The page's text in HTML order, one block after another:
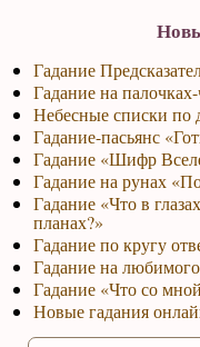
Гадание
Гадание на
Небесные списки по
Гадание-пасьянс
Гадание «Шифр
Гадание на рунах
Гадание «Что в
планах?»
Гадание по кругу
Гадание на
Гадание «Что со
Новые гадания